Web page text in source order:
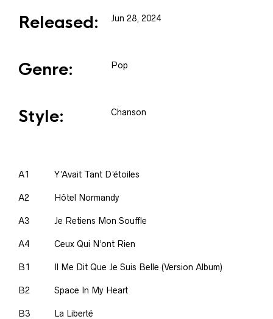
Released: Jun 28, 2024
Genre: Pop
Style: Chanson
A1 Y’Avait Tant D’étoiles
A2 Hôtel Normandy
A3 Je Retiens Mon Souffle
A4 Ceux Qui N’ont Rien
B1 Il Me Dit Que Je Suis Belle (Version Album)
B2 Space In My Heart
B3 La Liberté